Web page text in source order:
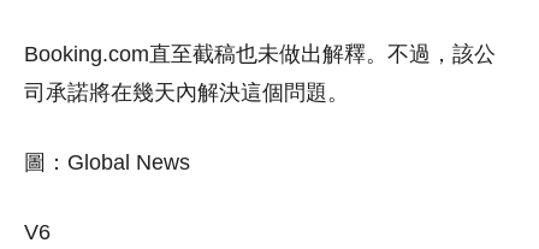
Booking.com直至截稿也未做出解釋。不過，該公
司承諾將在幾天內解決這個問題。
圖：Global News
V6